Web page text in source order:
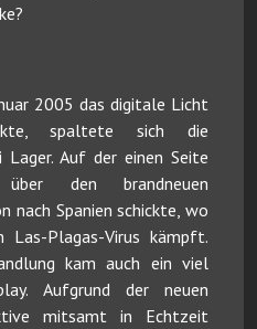
2005 das digitale Licht
spaltete sich die
Auf der einen Seite
den brandneuen
nach Spanien schickte, wo
Las-Plagas-Virus kämpft.
kam auch ein viel
Aufgrund der neuen
mitsamt in Echtzeit